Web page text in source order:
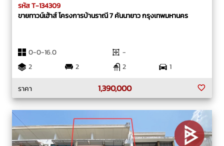
รหัส T-134309
ขายทาวน์เฮ้าส์ โครงการบ้านราณี 7 คันนายาว กรุงเทพมหานคร
0-0-16.0
-
2
2 2
1
ราคา
1,390,000